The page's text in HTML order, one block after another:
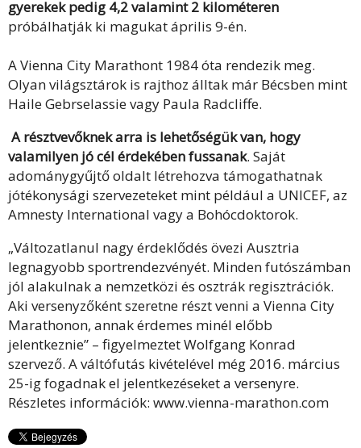
gyerekek pedig 4,2 valamint 2 kilométeren
próbálhatják ki magukat április 9-én.
A Vienna City Marathont 1984 óta rendezik meg.
Olyan világsztárok is rajthoz álltak már Bécsben mint
Haile Gebrselassie vagy Paula Radcliffe.
A résztvevőknek arra is lehetőségük van, hogy
valamilyen jó cél érdekében fussanak. Saját
adománygyűjtő oldalt létrehozva támogathatnak
jótékonysági szervezeteket mint például a UNICEF, az
Amnesty International vagy a Bohócdoktorok.
„Változatlanul nagy érdeklődés övezi Ausztria
legnagyobb sportrendezvényét. Minden futószámban
jól alakulnak a nemzetközi és osztrák regisztrációk.
Aki versenyzőként szeretne részt venni a Vienna City
Marathonon, annak érdemes minél előbb
jelentkeznie” – figyelmeztet Wolfgang Konrad
szervező. A váltófutás kivételével még 2016. március
25-ig fogadnak el jelentkezéseket a versenyre.
Részletes információk: www.vienna-marathon.com